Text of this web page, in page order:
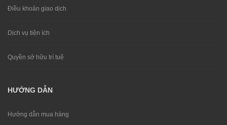
Điều khoản giao dịch
Dịch vụ tiện ích
Quyền sở hữu trí tuệ
HƯỚNG DẪN
Hướng dẫn mua hàng